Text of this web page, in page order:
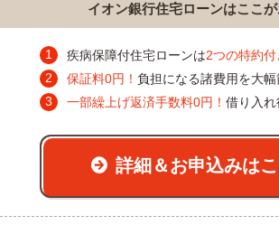
イオン銀行住宅ローンはここが
疾病保障付住宅ローンは2つの特約付
保証料0円！ 負担になる諸費用を大幅
一部繰上げ返済手数料0円！ 借り入
詳細＆お申込みは